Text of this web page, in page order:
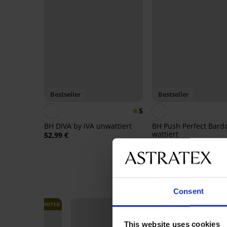
Consent
This website uses cookies
Bestseller
5
BH DIVA by IVA unwattiert
52,99 €
Bestseller
BH Push Perfect
wattiert
LIMITED LIMITED